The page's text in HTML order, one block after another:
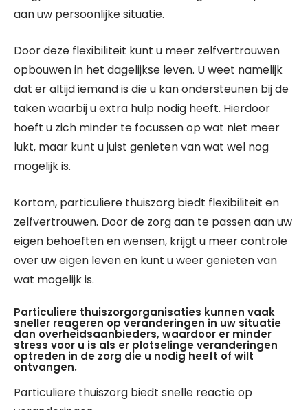
aan uw persoonlijke situatie.
Door deze flexibiliteit kunt u meer zelfvertrouwen
opbouwen in het dagelijkse leven. U weet namelijk
dat er altijd iemand is die u kan ondersteunen bij de
taken waarbij u extra hulp nodig heeft. Hierdoor
hoeft u zich minder te focussen op wat niet meer
lukt, maar kunt u juist genieten van wat wel nog
mogelijk is.
Kortom, particuliere thuiszorg biedt flexibiliteit en
zelfvertrouwen. Door de zorg aan te passen aan uw
eigen behoeften en wensen, krijgt u meer controle
over uw eigen leven en kunt u weer genieten van
wat mogelijk is.
Particuliere thuiszorgorganisaties kunnen vaak
sneller reageren op veranderingen in uw situatie
dan overheidsaanbieders, waardoor er minder
stress voor u is als er plotselinge veranderingen
optreden in de zorg die u nodig heeft of wilt
ontvangen.
Particuliere thuiszorg biedt snelle reactie op